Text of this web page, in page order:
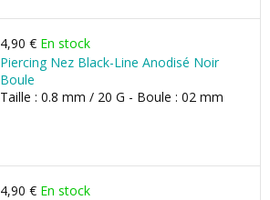
4,90 € En stock
Piercing Nez Black-Line Anodisé Noir
Boule
Taille : 0.8 mm / 20 G - Boule : 02 mm
4,90 € En stock